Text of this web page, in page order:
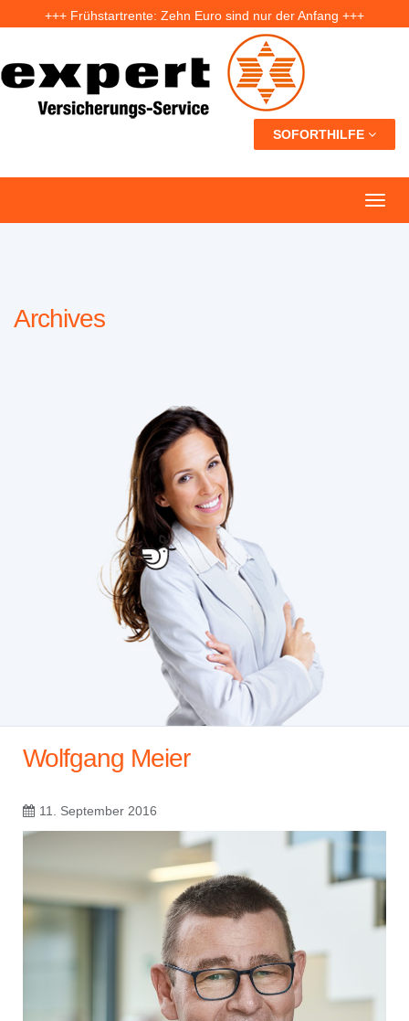
+++ Frühstartrente: Zehn Euro sind nur der Anfang +++
SOFORTHILFE
Archives
Wolfgang Meier
11. September 2016